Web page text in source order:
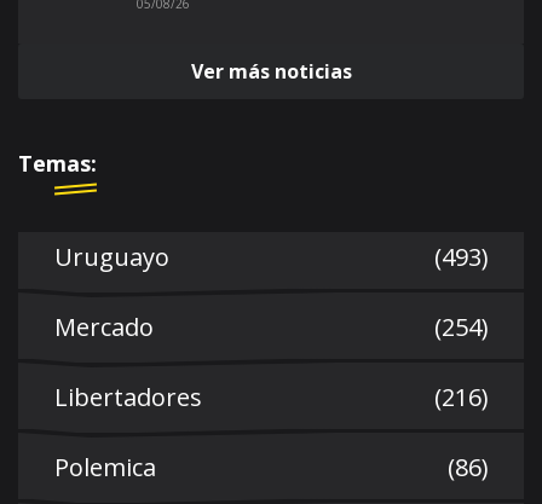
05/08/26
Ver más noticias
Temas:
Uruguayo (493)
Mercado (254)
Libertadores (216)
Polemica (86)